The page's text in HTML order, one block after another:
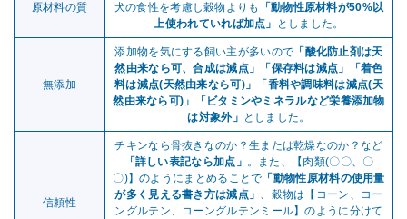
原材料の質
犬の食性を考慮し穀物よりも
「動物性原材料が50%以
上使われていれば加点」
としました。
無添加
添加物を気にする飼い主が多いので 「酸化防止剤は天
然由来なら可、合成は減点」「保存料は減点」「着色
料は減点(天然由来なら可)」「香料や調味料は減点(天
然由来なら可)」「ビタミンやミネラルなど栄養添加物
は対象外」 としました。
信頼性
チキンなら骨抜きなのか？生または乾燥なのか？など
「詳しい表記なら加点」 。また、【肉類(〇〇、〇
〇)】のようにまとめることで 「動物性原材料の使用量
が多く見える書き方は減点」 、穀物は【コーン、コー
ングルテン、コーングルテンミール】のように分けて